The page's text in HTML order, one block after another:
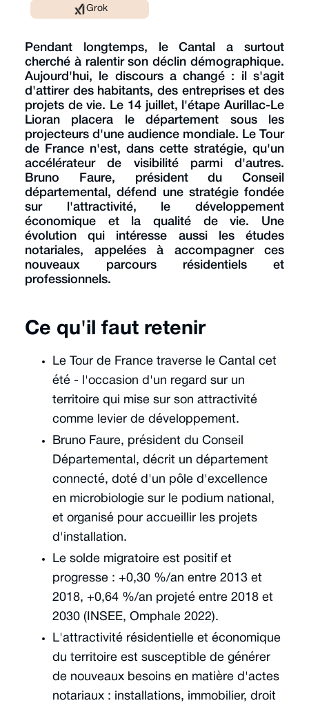
Grok
Pendant longtemps, le Cantal a surtout
cherché à ralentir son déclin démographique.
Aujourd'hui, le discours a changé : il s'agit
d'attirer des habitants, des entreprises et des
projets de vie. Le 14 juillet, l'étape Aurillac-Le
Lioran placera le département sous les
projecteurs d'une audience mondiale. Le Tour
de France n'est, dans cette stratégie, qu'un
accélérateur de visibilité parmi d'autres.
Bruno Faure, président du Conseil
départemental, défend une stratégie fondée
sur l'attractivité, le développement
économique et la qualité de vie. Une
évolution qui intéresse aussi les études
notariales, appelées à accompagner ces
nouveaux parcours résidentiels et
professionnels.
Ce qu'il faut retenir
Le Tour de France traverse le Cantal cet
été - l'occasion d'un regard sur un
territoire qui mise sur son attractivité
comme levier de développement.
Bruno Faure, président du Conseil
Départemental, décrit un département
connecté, doté d'un pôle d'excellence
en microbiologie sur le podium national,
et organisé pour accueillir les projets
d'installation.
Le solde migratoire est positif et
progresse : +0,30 %/an entre 2013 et
2018, +0,64 %/an projeté entre 2018 et
2030 (INSEE, Omphale 2022).
L'attractivité résidentielle et économique
du territoire est susceptible de générer
de nouveaux besoins en matière d'actes
notariaux : installations, immobilier, droit